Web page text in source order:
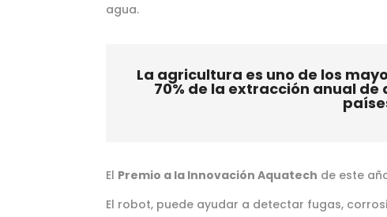
agua.
La agricultura es uno de los
70% de la extracción anual de
El Premio a la Innovación Aquatech de este
El robot, puede ayudar a detectar fugas,